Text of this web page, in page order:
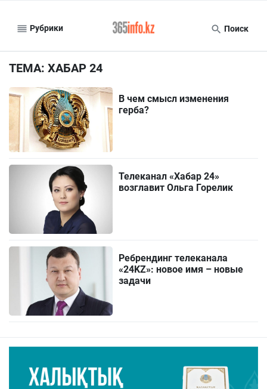
Рубрики Поиск
ТЕМА: ХАБАР 24
В чем смысл изменения
герба?
Телеканал «Хабар 24»
возглавит Ольга Горелик
Ребрендинг телеканала
«24KZ»: новое имя – новые
задачи